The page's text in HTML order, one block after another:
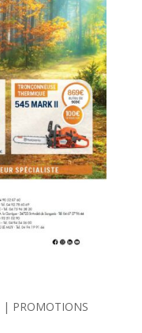
| PROMOTIONS